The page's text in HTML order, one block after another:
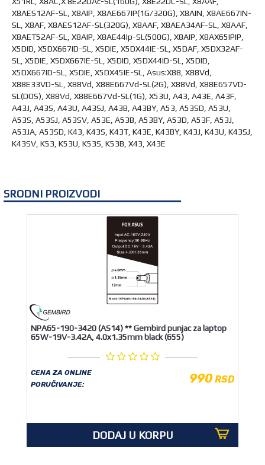
X8AES12AF-SL, X8AIP, X8AE667IP(1G/320G), X8AIN, X8AE667IN-
SL, X8AF, X8AES12AF-SL(320G), X8AAF, X8AEA34AF-SL, X8AAF,
X8AET52AF-SL, X8AIP, X8AE44Ip-SL(500G), X8AIP, X8AX65IPIP,
X5DID, X5DX667ID-SL, X5DIE, X5DX44IE-SL, X5DAF, X5DX32AF-
SL, X5DIE, X5DX667IE-SL, X5DID, X5DX44ID-SL, X5DID,
X5DX667ID-SL, X5DIE, X5DX45IE-SL, Asus:X88, X88Vd,
X88E33VD-SL, X88Vd, X88E667Vd-SL(2G), X88Vd, X88E657VD-
SL(DOS), X88Vd, X88E667Vd-SL(1G), X53U, A43, A43E, A43F,
A43J, A43S, A43U, A43SJ, A43B, A43BY, A53, A53SD, A53U,
A53S, A53SJ, A53SV, A53E, A53B, A53BY, A53D, A53F, A53J,
A53JA, A53SD, K43, K43S, K43T, K43E, K43BY, K43J, K43U, K43SJ,
K43SV, K53, K53U, K53S, K53B, X43, X43E
SRODNI PROIZVODI
NPA65-190-3420 (AS14) ** Gembird punjac za laptop
65W-19V-3.42A, 4.0x1.35mm black (655)
CENA ZA ONLINE
PORUČIVANJE:
990RSD
DODAJ U KORPU